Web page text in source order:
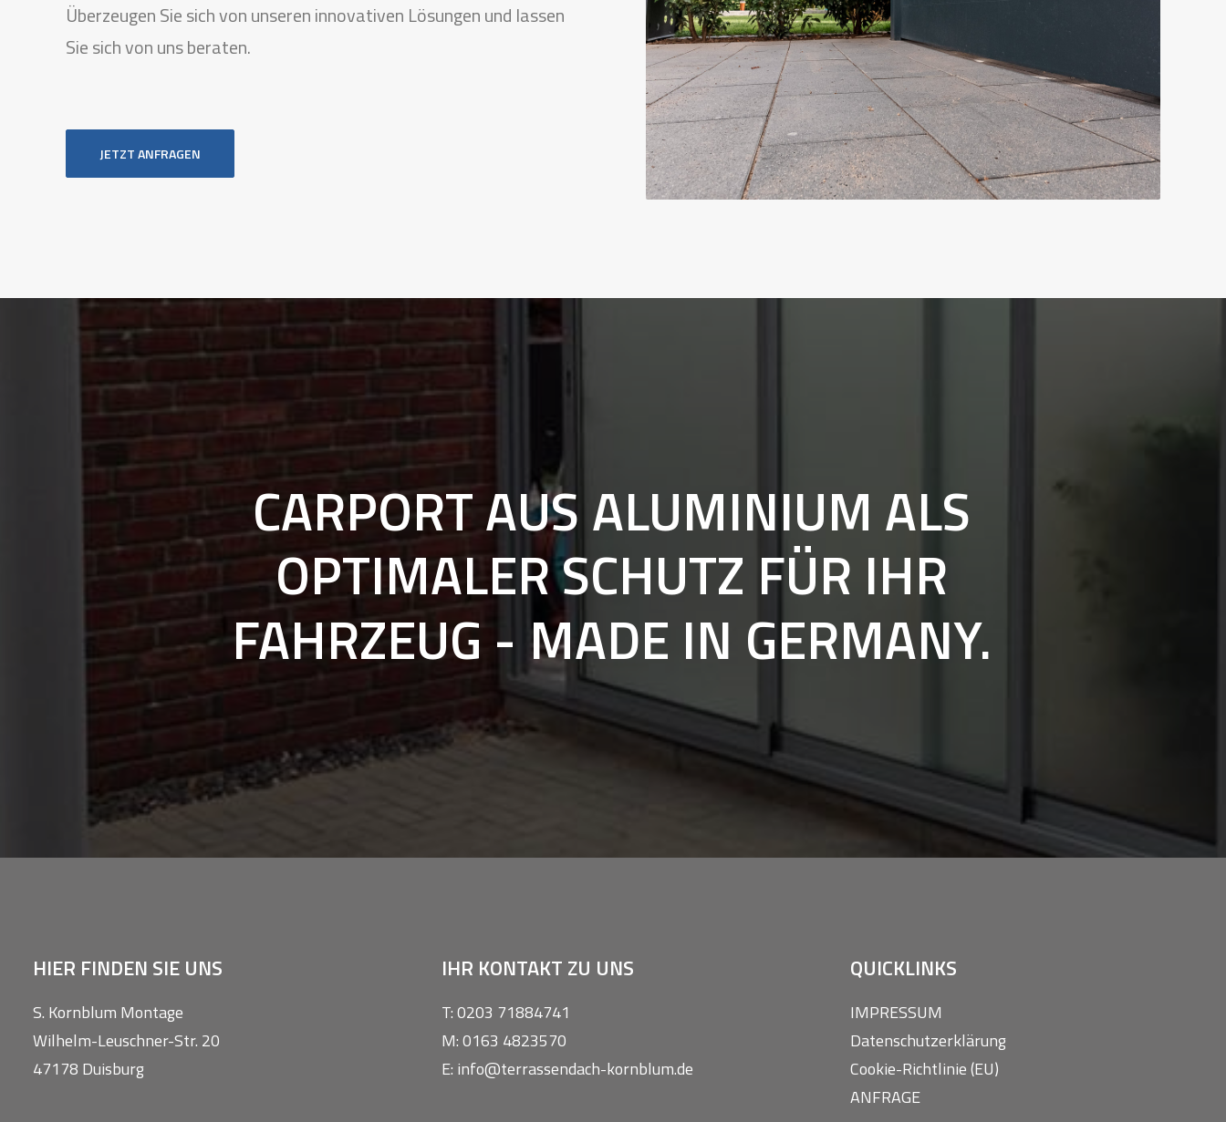
Überzeugen Sie sich von unseren innovativen Lösungen und lassen
Sie sich von uns beraten.
JETZT ANFRAGEN
CARPORTAUSALUMINIUM ALS
OPTIMALERSCHUTZ FÜR IHR
FAHRZEUG - MADE IN GERMANY.
HIER FINDEN SIE UNS
S. Kornblum Montage
Wilhelm-Leuschner-Str. 20
47178 Duisburg
IHR KONTAKT ZU UNS
T: 0203 71884741
M: 0163 4823570
E: info@terrassendach-kornblum.de
QUICKLINKS
IMPRESSUM
Datenschutzerklärung
Cookie-Richtlinie (EU)
ANFRAGE